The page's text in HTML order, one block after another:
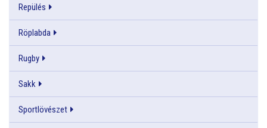
Repülés
Röplabda
Rugby
Sakk
Sportlövészet